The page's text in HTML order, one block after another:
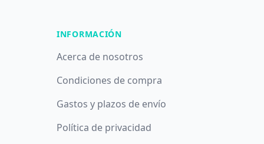
INFORMACIÓN
Acerca de nosotros
Condiciones de compra
Gastos y plazos de envío
Política de privacidad